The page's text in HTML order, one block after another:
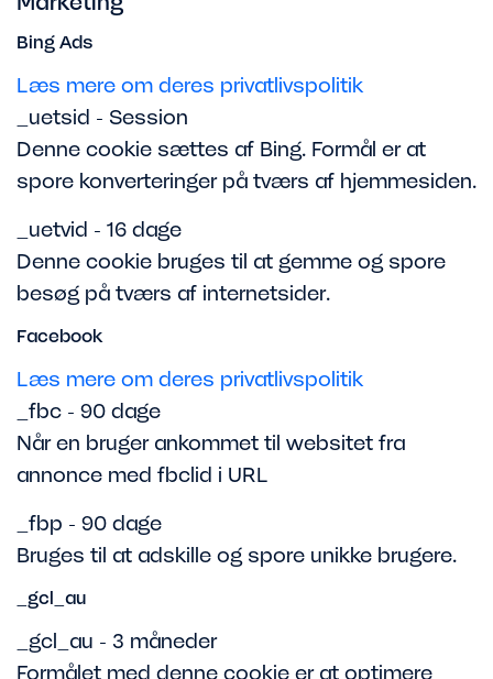
Bing Ads
Læs mere om deres privatlivspolitik
_uetsid - Session
Denne cookie sættes af Bing. Formål er at
spore konverteringer på tværs af hjemmesiden.
_uetvid - 16 dage
Denne cookie bruges til at gemme og spore
besøg på tværs af internetsider.
Facebook
Læs mere om deres privatlivspolitik
_fbc - 90 dage
Når en bruger ankommet til websitet fra
annonce med fbclid i URL
_fbp - 90 dage
Bruges til at adskille og spore unikke brugere.
_gcl_au
_gcl_au - 3 måneder
Formålet med denne cookie er at optimere